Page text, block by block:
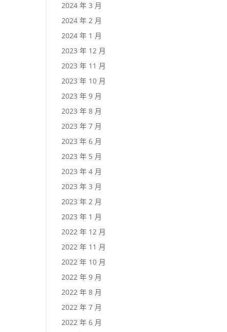
2024 年 3 月
2024 年 2 月
2024 年 1 月
2023 年 12 月
2023 年 11 月
2023 年 10 月
2023 年 9 月
2023 年 8 月
2023 年 7 月
2023 年 6 月
2023 年 5 月
2023 年 4 月
2023 年 3 月
2023 年 2 月
2023 年 1 月
2022 年 12 月
2022 年 11 月
2022 年 10 月
2022 年 9 月
2022 年 8 月
2022 年 7 月
2022 年 6 月